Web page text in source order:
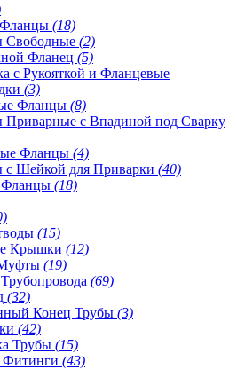
(18)
Свободные (2)
Фланец (5)
с Рукояткой и Фланцевые
(3)
Фланцы (8)
с Впадиной под Сварку
Фланцы (4)
Шейкой для Приварки (40)
Фланцы (18)
(15)
Крышки (12)
(19)
(69)
(32)
Конец Трубы (3)
(42)
Трубы (15)
(43)